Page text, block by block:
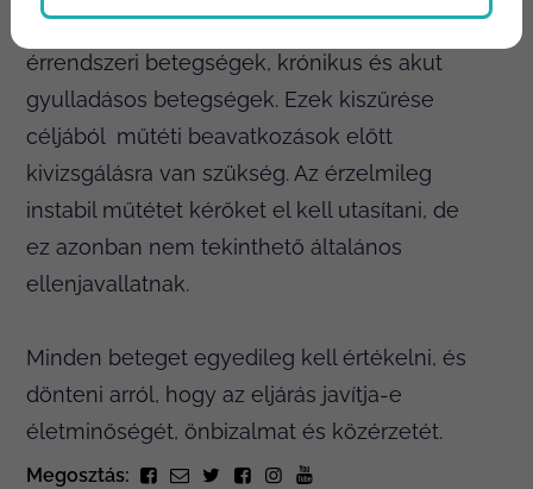
véralvadást befolyásoló, súlyos szív és
érrendszeri betegségek, krónikus és akut
gyulladásos betegségek. Ezek kiszűrése
céljából műtéti beavatkozások előtt
kivizsgálásra van szükség. Az érzelmileg
instabil műtétet kérőket el kell utasítani, de
ez azonban nem tekinthető általános
ellenjavallatnak.
Minden beteget egyedileg kell értékelni, és
dönteni arról, hogy az eljárás javítja-e
életminőségét, önbizalmat és közérzetét.
Megosztás: